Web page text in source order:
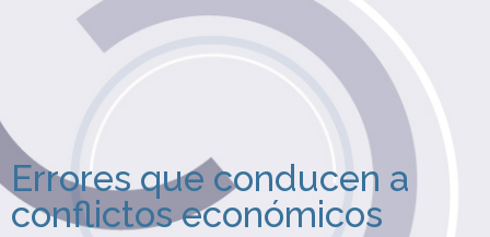
Errores que conducen a
conflictos económicos